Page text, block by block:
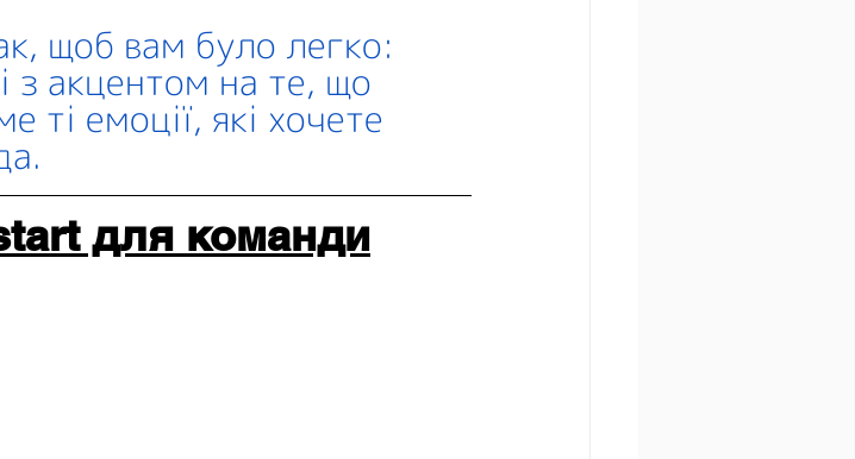
щоб вам було легко:
з акцентом на те, що
ті емоції, які хочете
для команди